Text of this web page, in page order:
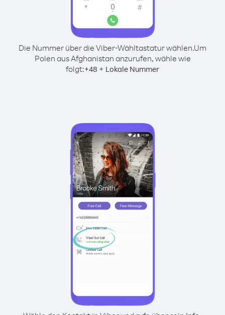
Die Nummer über die Viber-Wähltastatur wählen.Um
Polen aus Afghanistan anzurufen, wähle wie
folgt:+48 + Lokale Nummer